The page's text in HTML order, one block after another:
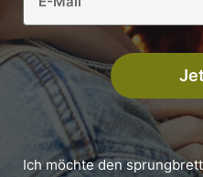
Ich möchte den